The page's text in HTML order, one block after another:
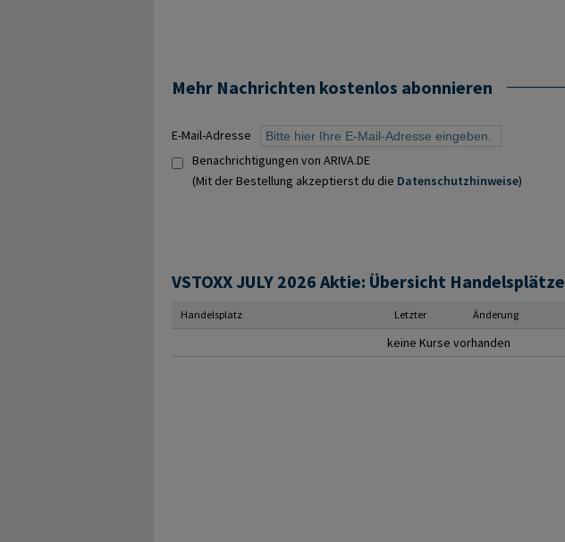
Mehr Nachrichten kostenlos abonnieren
E-Mail-Adresse
Benachrichtigungen von ARIVA.DE
(Mit der Bestellung akzeptierst du die Datenschutzhinweise)
VSTOXX JULY 2026 Aktie: Übersicht Handelsplätze
Handelsplatz Letzter Änderung
keine Kurse vorhanden